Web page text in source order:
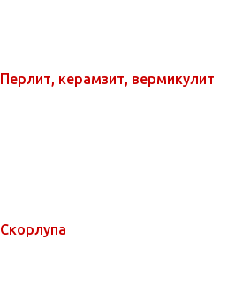
Перлит, керамзит, вермикулит
Скорлупа